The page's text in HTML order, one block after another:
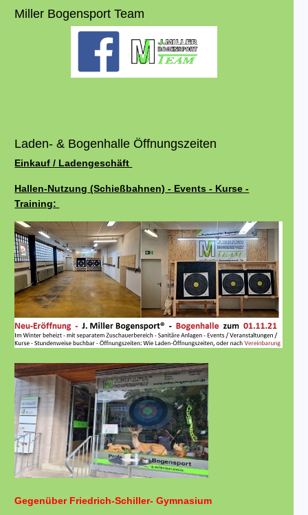
Miller Bogensport Team
Laden- & Bogenhalle Öffnungszeiten
Einkauf / Ladengeschäft
Hallen-Nutzung (Schießbahnen) - Events - Kurse -
Training:
Gegenüber Friedrich-Schiller- Gymnasium